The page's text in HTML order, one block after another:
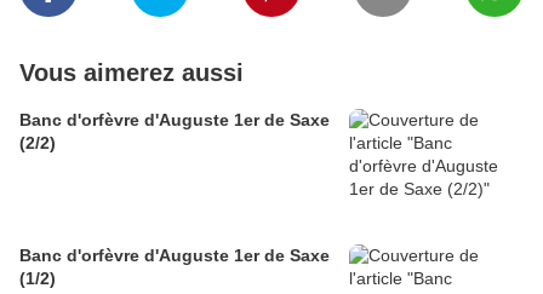
Vous aimerez aussi
Banc d'orfèvre d'Auguste 1er de Saxe
(2/2)
Banc d'orfèvre d'Auguste 1er de Saxe
(1/2)